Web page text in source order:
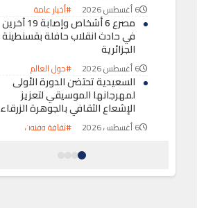
6 أغسطس 2026 #أخبار عامة
مصرع 6 أشخاص وإصابة 19 آخرين
في حادث انقلاب حافلة بقسنطينة
الجزائرية
6 أغسطس 2026 #حول العالم
السعيدية تحتضن الدورة الأولى
لمهرجانها الموسيقي لتعزيز
الإشعاع الثقافي بالجوهرة الزرقاء
6 أغسطس 2026 #ثقافة وفنون
استثنائية لمناقشة تداعيات أزمة